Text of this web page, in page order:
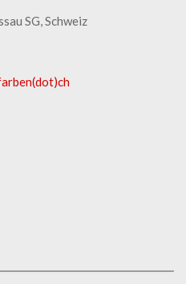
SG, Schweiz